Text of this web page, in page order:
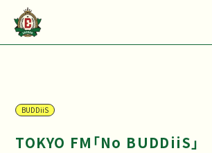
BUDDiiS
TOKYO FM「No BUDDiiS」